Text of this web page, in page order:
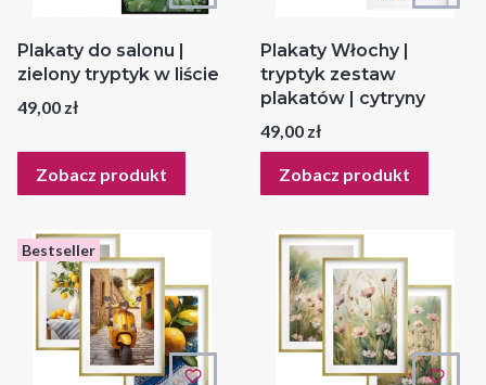
Plakaty do salonu |
zielony tryptyk w liście
Cena
49,00 zł
Zobacz produkt
Plakaty Włochy |
tryptyk zestaw
plakatów | cytryny
Cena
49,00 zł
Zobacz produkt
Bestseller